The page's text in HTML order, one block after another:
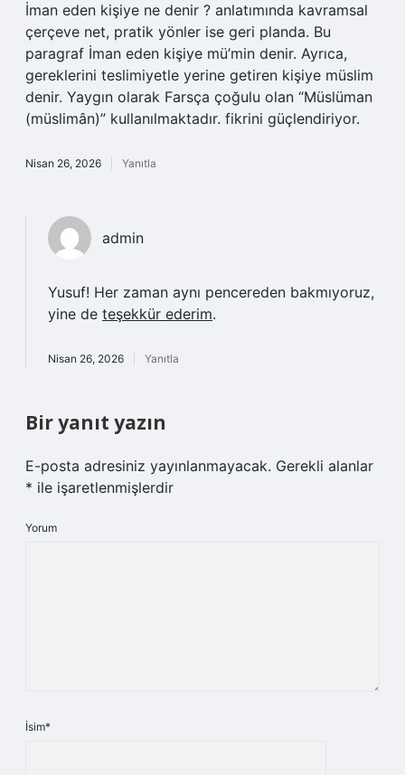
İman eden kişiye ne denir ? anlatımında kavramsal
çerçeve net, pratik yönler ise geri planda. Bu
paragraf İman eden kişiye mü’min denir. Ayrıca,
gereklerini teslimiyetle yerine getiren kişiye müslim
denir. Yaygın olarak Farsça çoğulu olan “Müslüman
(müslimân)” kullanılmaktadır. fikrini güçlendiriyor.
Nisan 26, 2026 Yanıtla
admin
Yusuf! Her zaman aynı pencereden bakmıyoruz,
yine de teşekkür ederim.
Nisan 26, 2026 Yanıtla
Bir yanıt yazın
E-posta adresiniz yayınlanmayacak. Gerekli alanlar
* ile işaretlenmişlerdir
Yorum
İsim*